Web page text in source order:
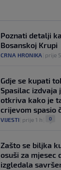
Poznati detalji
Bosanskoj Krupi
CRNA HRONIKA prije
Gdje se kupati
Spasilac izdvaja
otkriva kako je
crijevom spasio
VIJESTI prije 1 h 0
Zašto se biljka
osuši za mjesec
izgledala